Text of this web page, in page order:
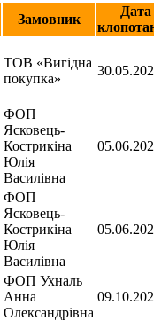
Замовник
Дата
ТОВ «Вигідна
покупка»
ФОП
Ясковець-
Кострикіна
Юлія
Василівна
ФОП
Ясковець-
Кострикіна
Юлія
Василівна
ФОП Ухналь
Анна
Олександрівна